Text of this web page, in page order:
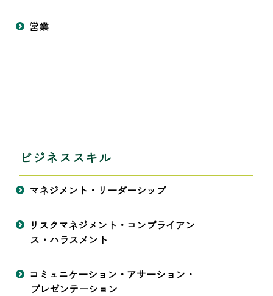
営業
ビジネススキル
マネジメント・リーダーシップ
リスクマネジメント・コンプライアン
ス・ハラスメント
コミュニケーション・アサーション・
プレゼンテーション